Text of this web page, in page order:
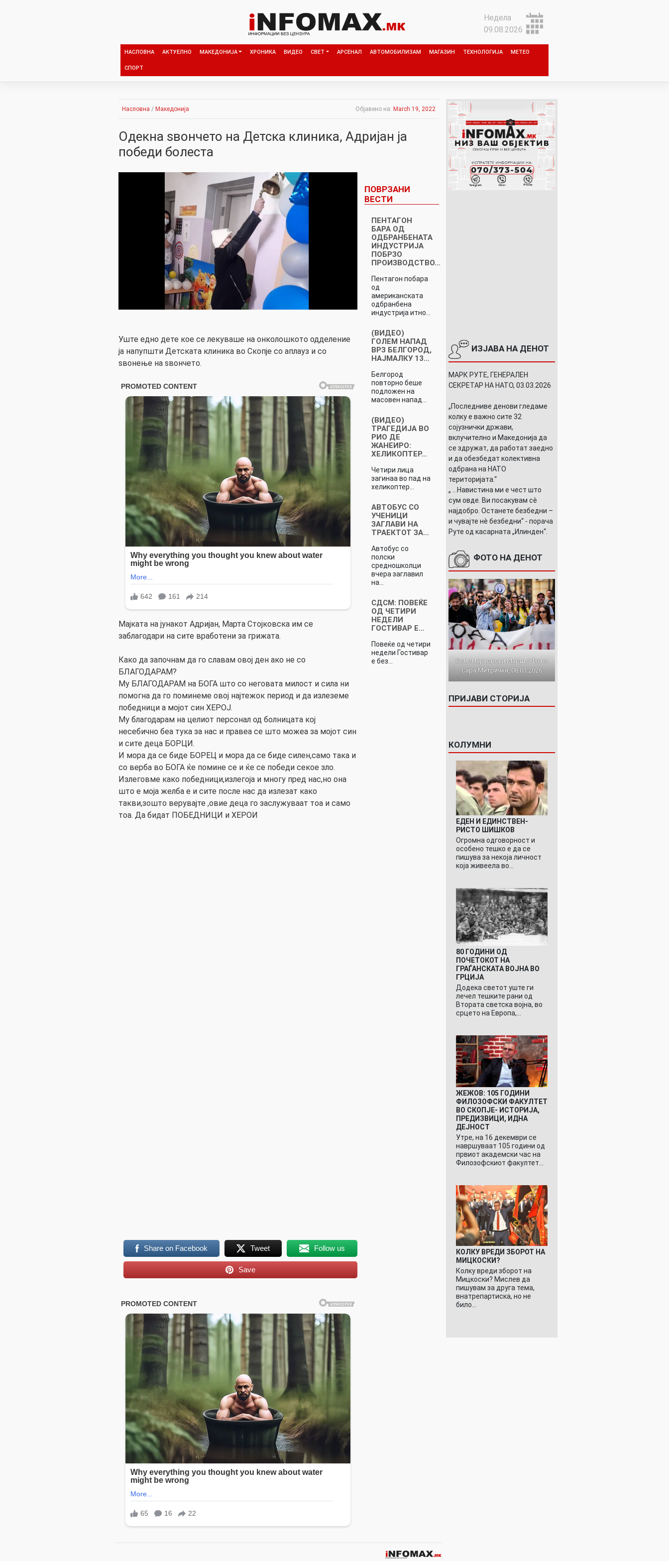
Недела
09.08.2026
НАСЛОВНА АКТУЕЛНО МАКЕДОНИЈА ХРОНИКА ВИДЕО СВЕТ АРСЕНАЛ АВТОМОБИЛИЗАМ МАГАЗИН ТЕХНОЛОГИЈА МЕТЕО
СПОРТ
Насловна / Македонија Објавено на: March 19, 2022
Одекна ѕвончето на Детска клиника, Адријан ја
победи болеста
Уште едно дете кое се лекуваше на онколошкото одделение
ја напупшти Детската клиника во Скопје со аплауз и со
ѕвонење на ѕвончето.
Мајката на јунакот Адријан, Марта Стојковска им се
заблагодари на сите вработени за грижата.
Како да започнам да го славам овој ден ако не со
БЛАГОДАРАМ?
Му БЛАГОДАРАМ на БОГА што со неговата милост и сила ни
помогна да го поминеме овој најтежок период и да излеземе
победници а мојот син ХЕРОЈ.
Му благодарам на целиот персонал од болницата кој
несебично беа тука за нас и правеа се што можеа за мојот син
и сите деца БОРЦИ.
И мора да се биде БОРЕЦ и мора да се биде силен,само така и
со верба во БОГА ќе помине се и ќе се победи секое зло.
Излеговме како победници,излегоја и многу пред нас,но она
што е моја желба е и сите после нас да излезат како
такви,зошто верувајте ,овие деца го заслужуваат тоа и само
тоа. Да бидат ПОБЕДНИЦИ и ХЕРОИ
Share on Facebook Tweet Follow us
Save
ПОВРЗАНИ
ВЕСТИ
ПЕНТАГОН
БАРА ОД
ОДБРАНБЕНАТА
ИНДУСТРИЈА
ПОБРЗО
ПРОИЗВОДСТВО…
Пентагон побара
од
американската
одбранбена
индустрија итно…
(ВИДЕО)
ГОЛЕМ НАПАД
ВРЗ БЕЛГОРОД,
НАЈМАЛКУ 13…
Белгород
повторно беше
подложен на
масовен напад…
(ВИДЕО)
ТРАГЕДИЈА ВО
РИО ДЕ
ЖАНЕИРО:
ХЕЛИКОПТЕР…
Четири лица
загинаа во пад на
хеликоптер…
АВТОБУС СО
УЧЕНИЦИ
ЗАГЛАВИ НА
ТРАЕКТОТ ЗА…
Автобус со
полски
средношколци
вчера заглавил
на…
СДСМ: ПОВЕЌЕ
ОД ЧЕТИРИ
НЕДЕЛИ
ГОСТИВАР Е…
Повеќе од четири
недели Гостивар
е без…
ИЗЈАВА НА ДЕНОТ
МАРК РУТЕ, ГЕНЕРАЛЕН
СЕКРЕТАР НА НАТО, 03.03.2026
„Последниве денови гледаме
колку е важно сите 32
сојузнички држави,
вклучително и Македонија да
се здружат, да работат заедно
и да обезбедат колективна
одбрана на НАТО
територијата.“
„ ...Навистина ми е чест што
сум овде. Ви посакувам сè
најдобро. Останете безбедни –
и чувајте нè безбедни“ - порача
Руте од касарната „Илинден“.
ФОТО НА ДЕНОТ
Осмомартовски Марш / Фото:
Сара Митрички, 08.03.2026
ПРИЈАВИ СТОРИЈА
КОЛУМНИ
ЕДЕН И ЕДИНСТВЕН-
РИСТО ШИШКОВ
Огромна одговорност и
особено тешко е да се
пишува за некоја личност
која живеела во…
80 ГОДИНИ ОД
ПОЧЕТОКОТ НА
ГРАЃАНСКАТА ВОЈНА ВО
ГРЦИЈА
Додека светот уште ги
лечел тешките рани од
Втората светска војна, во
срцето на Европа,…
ЖЕЖОВ: 105 ГОДИНИ
ФИЛОЗОФСКИ ФАКУЛТЕТ
ВО СКОПЈЕ- ИСТОРИЈА,
ПРЕДИЗВИЦИ, ИДНА
ДЕЈНОСТ
Утре, на 16 декември се
навршуваат 105 години од
првиот академски час на
Филозофскиот факултет…
КОЛКУ ВРЕДИ ЗБОРОТ НА
МИЦКОСКИ?
Колку вреди зборот на
Мицкоски? Мислев да
пишувам за друга тема,
внатрепартиска, но не
било…